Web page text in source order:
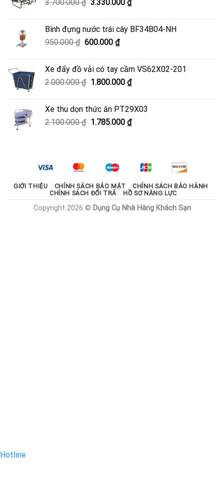
4.050.000 ₫.
3.700.000₫
3.700.000 ₫.
3.330.000 ₫
là:
Bình đựng nước trái cây BF34B04-NH
950.000₫ Giá
950.000 ₫.
600.000 ₫Giá
là:
600.000 ₫.
Xe đẩy đồ vải có tay cầm VS62X02-201
2.000.000₫ Giá
2.000.000 ₫.
1.800.000 ₫Giá
là:
1.800.000 ₫.
Xe thu dọn thức ăn PT29X03
2.100.000₫ Giá
1.785.000 ₫Giá
1.785.000 ₫.
GIỚI THIỆU CHÍNH SÁCH BẢO MẬT
CHÍNH SÁCH BẢO HÀNH
CHÍNH SÁCH ĐỔI TRẢ
HỒ SƠ NĂNG LỰC
Copyright 2026 © Dụng Cụ Nhà Hàng Khách Sạn
Hotline